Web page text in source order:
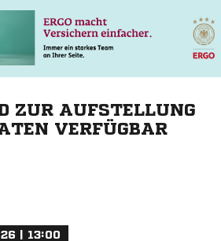
ZUR AUFSTELLUNG
VERFÜGBAR
| 13:00